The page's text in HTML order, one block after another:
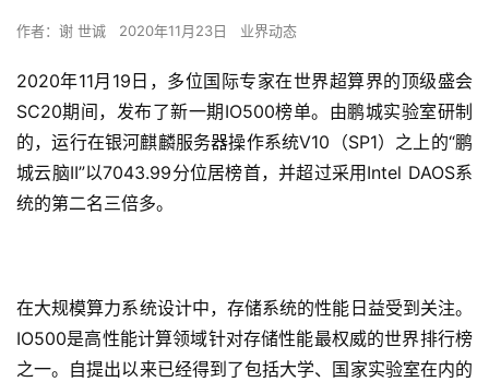
作者： 谢 世诚 2020年11月23日 业界动态
2020年11月19日，多位国际专家在世界超算界的顶级盛会
SC20期间，发布了新一期IO500榜单。由鹏城实验室研制
的，运行在银河麒麟服务器操作系统V10（SP1）之上的“鹏
城云脑II”以7043.99分位居榜首，并超过采用Intel DAOS系
统的第二名三倍多。
在大规模算力系统设计中，存储系统的性能日益受到关注。
IO500是高性能计算领域针对存储性能最权威的世界排行榜
之一。自提出以来已经得到了包括大学、国家实验室在内的